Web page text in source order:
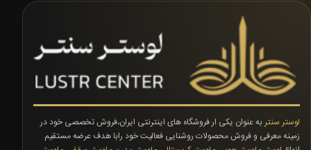
لوستر سنتر به عنوان یکی ار فروشگاه های اینترنتی ایران،فروش تخصصی خود در
زمینه معرفی و فروش محصولات روشنایی فعالیت خود رابا هدف عرضه مستقیم